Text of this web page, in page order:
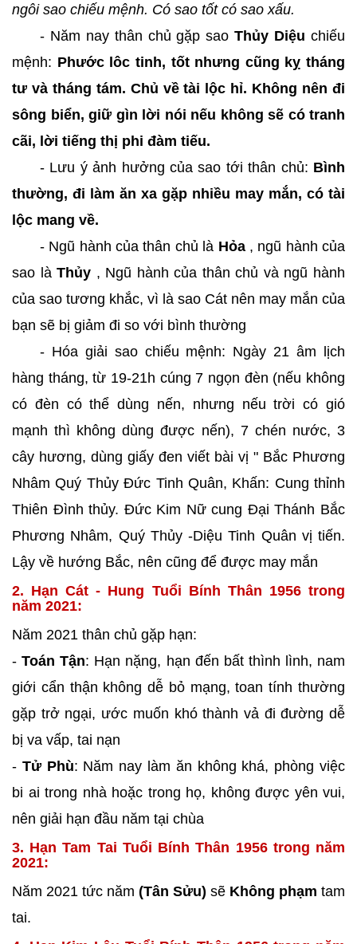
ngôi sao chiếu mệnh. Có sao tốt có sao xấu.
- Năm nay thân chủ gặp saoThủy Diệu chiếu
mệnh: Phước lôc tinh, tốt nhưng cũng kỵ tháng
tư và tháng tám. Chủ về tài lộc hỉ. Không nên đi
sông biển, giữ gìn lời nói nếu không sẽ có tranh
cãi, lời tiếng thị phi đàm tiếu.
- Lưu ý ảnh hưởng của sao tới thân chủ: Bình
thường, đi làm ăn xa gặp nhiều may mắn, có tài
lộc mang về.
- Ngũ hành của thân chủ là Hỏa, ngũ hành của
sao làThủy , Ngũ hành của thân chủ và ngũ hành
của sao tương khắc, vì là sao Cát nên may mắn của
bạn sẽ bị giảm đi so với bình thường
- Hóa giải sao chiếu mệnh: Ngày 21 âm lịch
hàng tháng, từ 19-21h cúng 7 ngọn đèn (nếu không
có đèn có thể dùng nến, nhưng nếu trời có gió
mạnh thì không dùng được nến), 7 chén nước, 3
cây hương, dùng giấy đen viết bài vị " Bắc Phương
Nhâm Quý Thủy Đức Tinh Quân, Khấn: Cung thỉnh
Thiên Đình thủy. Đức Kim Nữ cung Đại Thánh Bắc
Phương Nhâm, Quý Thủy -Diệu Tinh Quân vị tiến.
Lậy về hướng Bắc, nên cũng để được may mắn
2. Hạn Cát - Hung Tuổi Bính Thân 1956 trong
năm 2021:
Năm 2021 thân chủ gặp hạn:
-Toán Tận: Hạn nặng, hạn đến bất thình lình, nam
giới cẩn thận không dễ bỏ mạng, toan tính thường
gặp trở ngại, ước muốn khó thành vả đi đường dễ
bị va vấp, tai nạn
- Tử Phù: Năm nay làm ăn không khá, phòng việc
bi ai trong nhà hoặc trong họ, không được yên vui,
nên giải hạn đầu năm tại chùa
3. Hạn Tam Tai Tuổi Bính Thân 1956 trong năm
2021:
Năm 2021 tức năm (Tân Sửu) sẽ Không phạm tam
tai.